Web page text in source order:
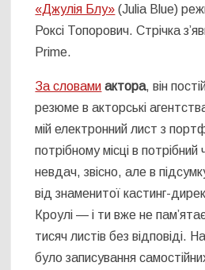
«Джулія Блу» (Julia Blue)
Роксі Топорович. Стрічка
Prime.
За словами актора, він
резюме в акторські
мій електронний лист з
потрібному місці в
невдач, звісно, але в
від знаменитої кастинг-
Кроулі — і ти вже не
тисяч листів без відповіді.
було записування